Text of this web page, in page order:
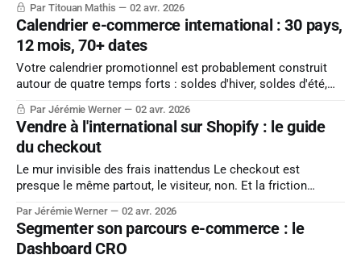
traiter des listes structurées, identifier des patterns, proposer
des correspondances logiques. Le skill ci-dessous permet
Par Titouan Mathis 02 avr. 2026
Calendrier e-commerce international : 30 pays,
12 mois, 70+ dates
Votre calendrier promotionnel est probablement construit
autour de quatre temps forts : soldes d'hiver, soldes d'été,
fonctionne que pour la France. Chaque marché a ses pics
commerciaux propres et certains sont plus puissants que
Black Friday
Par Jérémie Werner 02 avr. 2026
Vendre à l'international sur Shopify : le guide
du checkout
Le mur invisible des frais inattendus Le checkout est
presque le même partout, le visiteur, non. Et la friction
change. Selon Shopify, trois quarts des clients reconsiderent
un achat quand ils decouvrent des frais
Par Jérémie Werner 02 avr. 2026
Segmenter son parcours e-commerce : le
Dashboard CRO